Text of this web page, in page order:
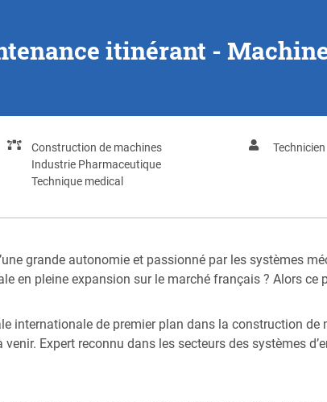
itinérant -
Construction de machines
Industrie Pharmaceutique
Technique medical
Technicien
grande autonomie et passionné par les systèmes
en pleine expansion sur le marché français ? Alors ce
internationale de premier plan dans la construction
Expert reconnu dans les secteurs des systèmes